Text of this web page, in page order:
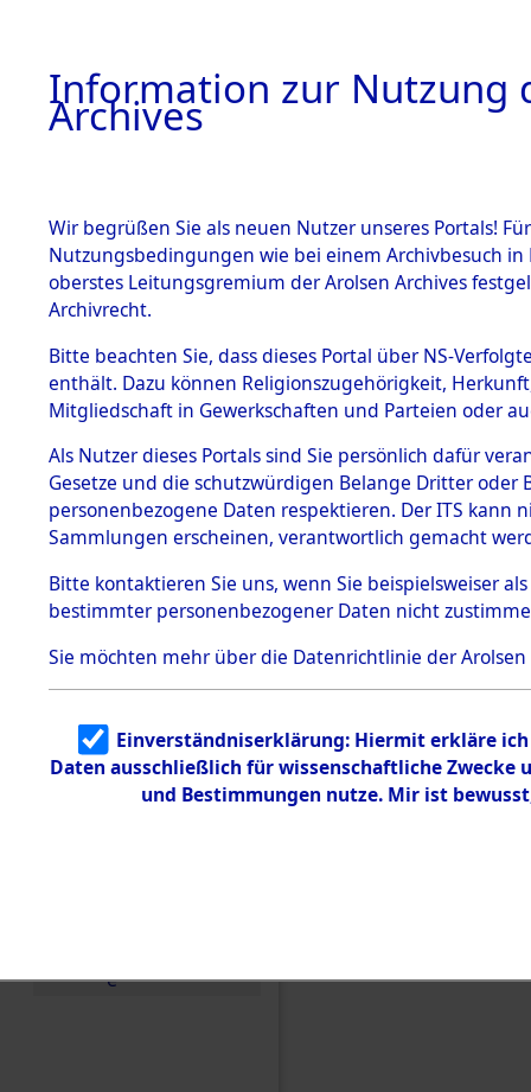
BESTÄNDE
1.
mente
5. Verschiedenes
5.3
Todesmärsche
5.3.1 Alliierte
Erhebungen
zu
Todesmärsch
en
5.3.2
Identifizierun
g
5.3.3
Todesmärsch
e
0001
Information zur Nutzung
Archives
Wir begrüßen Sie als neuen Nutzer unseres Portals!
Nutzungsbedingungen wie bei einem Archivbesuch
oberstes Leitungsgremium der Arolsen Archives
Archivrecht.
Bitte beachten Sie, dass dieses Portal über NS-
enthält. Dazu können Religionszugehörigkeit,
Mitgliedschaft in Gewerkschaften und Parteien oder
Als Nutzer dieses Portals sind Sie persönlich dafür
Gesetze und die schutzwürdigen Belange Dritter
personenbezogene Daten respektieren. Der ITS
Sammlungen erscheinen, verantwortlich gemacht
Bitte kontaktieren Sie uns, wenn Sie beispielsweiser
bestimmter personenbezogener Daten nicht
Sie möchten mehr über die Datenrichtlinie der Arolsen
Einverständniserklärung: Hiermit erkläre
Daten ausschließlich für wissenschaftliche
und Bestimmungen nutze. Mir ist